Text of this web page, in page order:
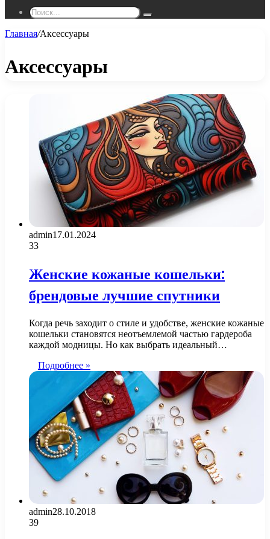
Поиск...
Главная/Аксессуары
Аксессуары
admin17.01.2024
33
Женские кожаные кошельки:
брендовые лучшие спутники
Когда речь заходит о стиле и удобстве, женские кожаные
кошельки становятся неотъемлемой частью гардероба
каждой модницы. Но как выбрать идеальный…
Подробнее »
admin28.10.2018
39